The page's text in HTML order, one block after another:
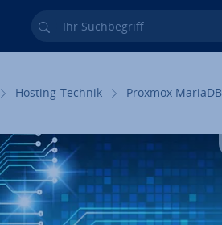
Ihr Such­be­griff
Hosting-Technik Proxmox MariaDB